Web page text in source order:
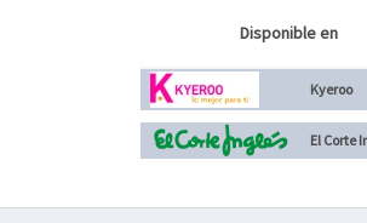
Disponible en
Kyeroo
El Corte